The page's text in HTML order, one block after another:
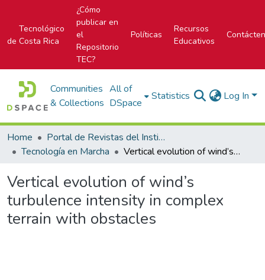
Tecnológico
de Costa Rica
¿Cómo
publicar en
el
Repositorio
TEC?
Políticas
Recursos
Educativos
Communities
& Collections
All of
DSpace
Statistics Log In
Home
Portal de Revistas del Instituto Tecnológico de Costa Rica
Tecnología en Marcha
Vertical evolution of wind’s turbulence intensity in complex terrain with obstacles
Vertical evolution of wind’s
turbulence intensity in complex
terrain with obstacles